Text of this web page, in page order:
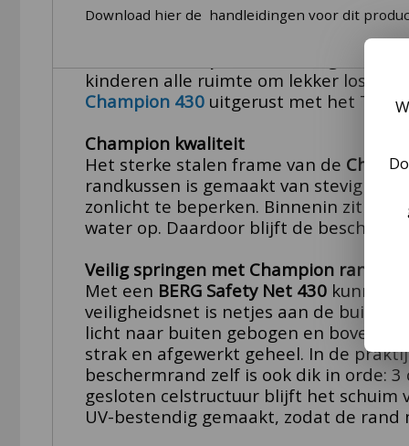
BERG Champion 430 trampoline met
is de
kinderen alle ruimte om lekker los te
Champion 430uitgerust met het
Champion kwaliteit
Het sterke stalen frame van de
randkussen is gemaakt van stevig
zonlicht te beperken. Binnenin zit
water op. Daardoor blijft de
Veilig springen met Champion rand &
Met een BERG Safety Net 430kunnen
veiligheidsnet is netjes aan de
licht naar buiten gebogen en
strak en afgewerkt geheel. In de
beschermrand zelf is ook dik in orde:
gesloten celstructuur blijft het schuim
UV-bestendig gemaakt, zodat de rand
Download hier de handleidingen voor dit